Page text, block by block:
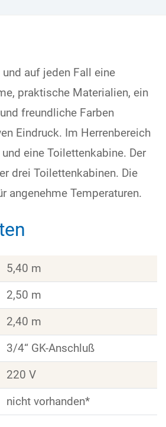
auf jeden Fall eine
praktische Materialien, ein
freundliche Farben
Eindruck. Im Herrenbereich
eine Toilettenkabine. Der
drei Toilettenkabinen. Die
angenehme Temperaturen.
5,40 m
2,50 m
2,40 m
3/4“ GK-Anschluß
220 V
nicht vorhanden*